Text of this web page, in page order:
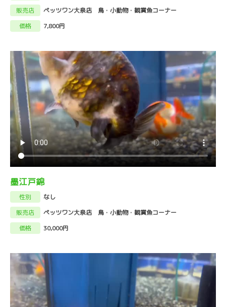
販売店
ペッツワン大泉店 鳥・小動物・観賞魚コーナー
価格
7,800円
墨江戸錦
性別
なし
販売店
ペッツワン大泉店 鳥・小動物・観賞魚コーナー
価格
30,000円